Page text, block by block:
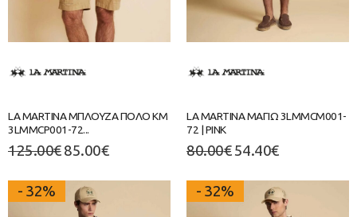
LA MARTINA ΜΠΛΟΥΖΑ ΠΟΛΟ ΚΜ
3LMMCP001-72...
125.00€ 85.00€
LA MARTINA ΜΑΓΙΩ 3LMMCM001-
72 | PINK
80.00€ 54.40€
- 32% - 32%